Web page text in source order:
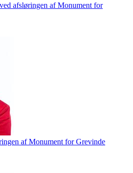
afsløringen af Monument for
af Monument for Grevinde